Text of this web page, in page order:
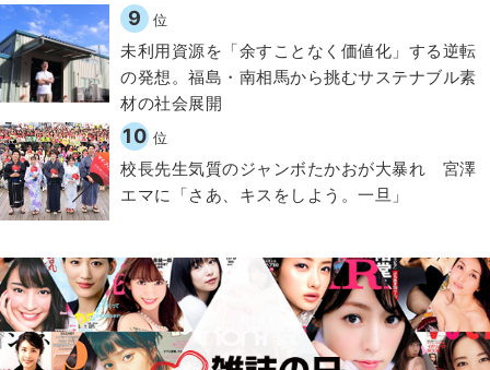
9 位
​​未利用資源を「余すことなく価値化」する逆転
の発想。福島・南相馬から挑むサステナブル素
材の社会展開​
10 位
校長先生気質のジャンボたかおが大暴れ 宮澤
エマに「さあ、キスをしよう。一旦」